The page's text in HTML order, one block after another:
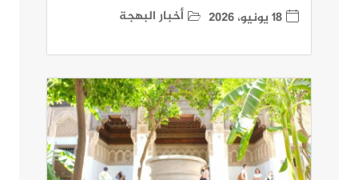
18 يونيو، 2026 أخبار البهجة